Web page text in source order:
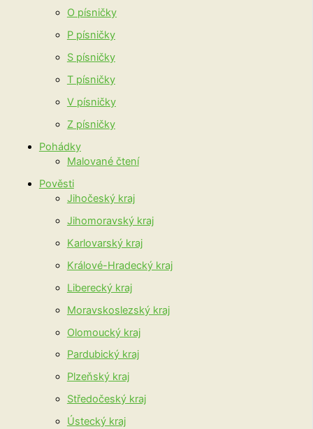
O písničky
P písničky
S písničky
T písničky
V písničky
Z písničky
Pohádky
Malované čtení
Pověsti
Jihočeský kraj
Jihomoravský kraj
Karlovarský kraj
Králové-Hradecký kraj
Liberecký kraj
Moravskoslezský kraj
Olomoucký kraj
Pardubický kraj
Plzeňský kraj
Středočeský kraj
Ústecký kraj